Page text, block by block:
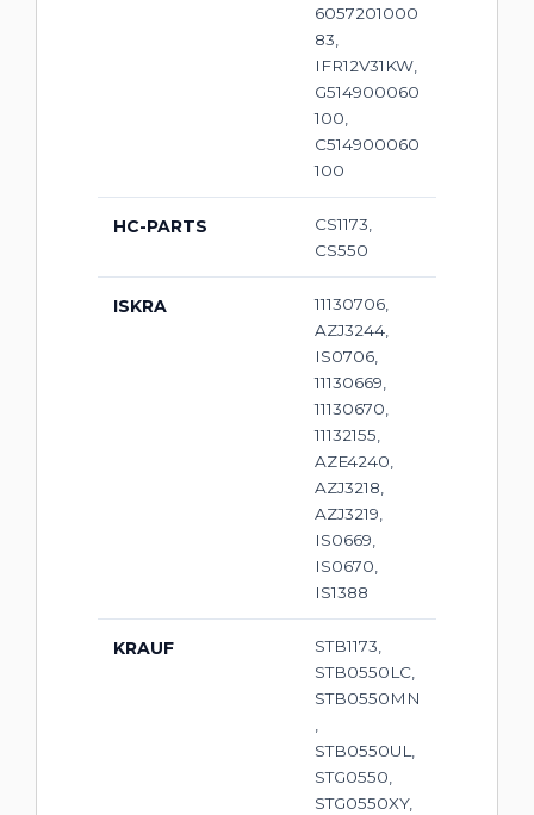
6057201000
83,
IFR12V31KW,
G514900060
100,
C514900060
100
HC-PARTS
CS1173,
CS550
ISKRA
11130706,
AZJ3244,
IS0706,
11130669,
11130670,
11132155,
AZE4240,
AZJ3218,
AZJ3219,
IS0669,
IS0670,
IS1388
KRAUF
STB1173,
STB0550LC,
STB0550MN
,
STB0550UL,
STG0550,
STG0550XY,